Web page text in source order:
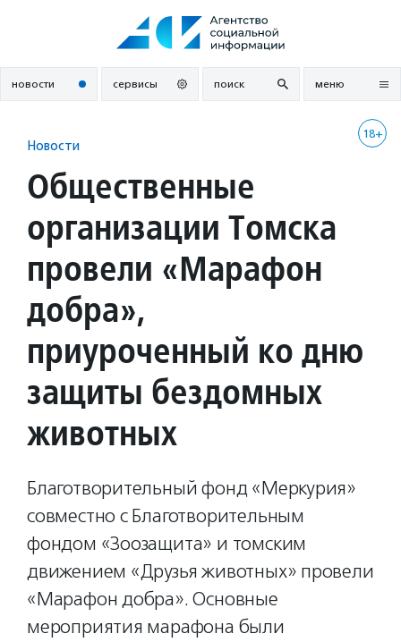
новости сервисы поиск меню
18+
Новости
Общественные
организации Томска
провели «Марафон
добра»,
приуроченный ко дню
защиты бездомных
животных
Благотворительный фонд «Меркурия»
совместно с Благотворительным
фондом «Зоозащита» и томским
движением «Друзья животных» провели
«Марафон добра». Основные
мероприятия марафона были